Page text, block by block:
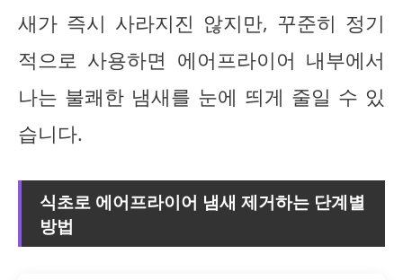
새가 즉시 사라지진 않지만, 꾸준히 정기
적으로 사용하면 에어프라이어 내부에서
나는 불쾌한 냄새를 눈에 띄게 줄일 수 있
습니다.
식초로 에어프라이어 냄새 제거하는 단계별
방법